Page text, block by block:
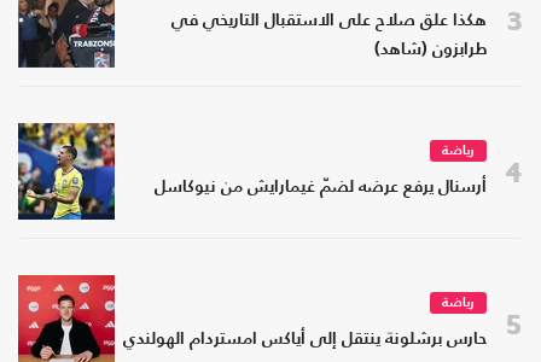
3
هكذا علق صلاح على الاستقبال التاريخي في
طرابزون (شاهد)
4
رياضة
أرسنال يرفع عرضه لضمّ غيمارايش من نيوكاسل
5
رياضة
حارس برشلونة ينتقل إلى أياكس امستردام الهولندي